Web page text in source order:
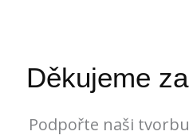
Děkujeme
Podpořte naši